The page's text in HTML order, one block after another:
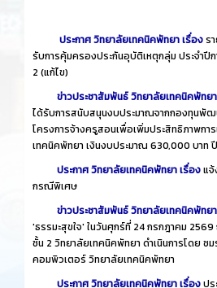
ประกาศ วิทยาลัยเทคนิคพัทยา เรื่องร
รับการคุ้มครองประกันอุบัติเหตุกลุ่ม ประจำปี
2 (แก้ไข)
ข่าวประชาสัมพันธ์ วิทยาลัยเทคนิคพัทย
ได้รับการสนับสนุนงบประมาณจากกองทุนพั
โครงการจ้างครูสอนเพื่อเพิ่มประสิทธิภาพกา
เทคนิคพัทยา เงินงบประมาณ 630,000 บาท
ประกาศ วิทยาลัยเทคนิคพัทยา เรื่องแจ้
กรณีพิเศษ
ข่าวประชาสัมพันธ์ วิทยาลัยเทคนิคพัทย
'ธรรมะสุขใจ' ในวันศุกร์ที่ 24 กรกฎาคม
ชั้น 2 วิทยาลัยเทคนิคพัทยา ดำเนินการโดย ช
คอมพิวเตอร์ วิทยาลัยเทคนิคพัทยา
ประกาศ วิทยาลัยเทคนิคพัทยา เรื่องปร